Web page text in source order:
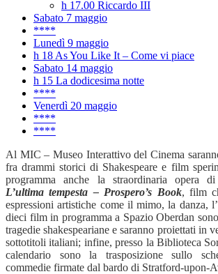
h 17.00 Riccardo III
Sabato 7 maggio
****
Lunedì 9 maggio
h 18 As You Like It – Come vi piace
Sabato 14 maggio
h 15 La dodicesima notte
****
Venerdì 20 maggio
****
****
Al MIC – Museo Interattivo del Cinema
fra drammi storici di Shakespeare e film
programma anche la straordinaria opera di
L’ultima tempesta – Prospero’s Book, film
espressioni artistiche come il mimo, la danza,
dieci film in programma a Spazio Oberdan
tragedie shakespeariane e saranno proiettati in
sottotitoli italiani; infine, presso la Biblioteca
calendario sono la trasposizione sullo
commedie firmate dal bardo di Stratford-upon-